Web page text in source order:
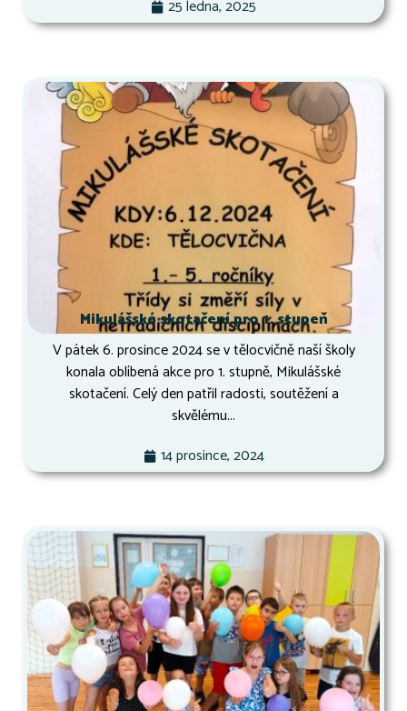
25 ledna, 2025
Mikulášské skotačení pro 1. stupeň
V pátek 6. prosince 2024 se v tělocvičně naší školy
konala oblíbená akce pro 1. stupně, Mikulášské
skotačení. Celý den patřil radosti, soutěžení a
skvělému...
14 prosince, 2024